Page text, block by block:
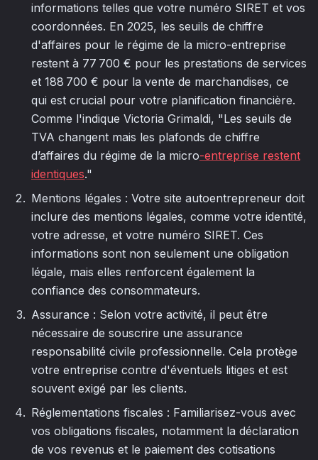
informations telles que votre numéro SIRET et vos
coordonnées. En 2025, les seuils de chiffre
d'affaires pour le régime de la micro-entreprise
restent à 77 700 € pour les prestations de services
et 188 700 € pour la vente de marchandises, ce
qui est crucial pour votre planification financière.
Comme l'indique Victoria Grimaldi, "Les seuils de
TVA changent mais les plafonds de chiffre
d’affaires du régime de la micro-entreprise restent
identiques."
Mentions légales : Votre site autoentrepreneur doit
inclure des mentions légales, comme votre identité,
votre adresse, et votre numéro SIRET. Ces
informations sont non seulement une obligation
légale, mais elles renforcent également la
confiance des consommateurs.
Assurance : Selon votre activité, il peut être
nécessaire de souscrire une assurance
responsabilité civile professionnelle. Cela protège
votre entreprise contre d'éventuels litiges et est
souvent exigé par les clients.
Réglementations fiscales : Familiarisez-vous avec
vos obligations fiscales, notamment la déclaration
de vos revenus et le paiement des cotisations